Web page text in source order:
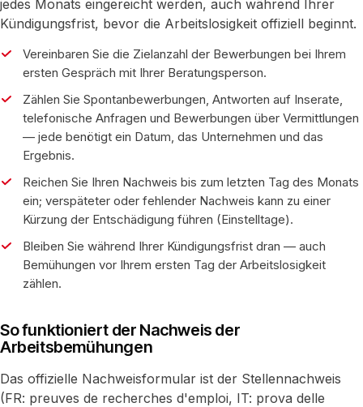
jedes Monats eingereicht werden, auch während Ihrer
Kündigungsfrist, bevor die Arbeitslosigkeit offiziell beginnt.
Vereinbaren Sie die Zielanzahl der Bewerbungen bei Ihrem
ersten Gespräch mit Ihrer Beratungsperson.
Zählen Sie Spontanbewerbungen, Antworten auf Inserate,
telefonische Anfragen und Bewerbungen über Vermittlungen
— jede benötigt ein Datum, das Unternehmen und das
Ergebnis.
Reichen Sie Ihren Nachweis bis zum letzten Tag des Monats
ein; verspäteter oder fehlender Nachweis kann zu einer
Kürzung der Entschädigung führen (Einstelltage).
Bleiben Sie während Ihrer Kündigungsfrist dran — auch
Bemühungen vor Ihrem ersten Tag der Arbeitslosigkeit
zählen.
So funktioniert der Nachweis der
Arbeitsbemühungen
Das offizielle Nachweisformular ist der Stellennachweis
(FR: preuves de recherches d'emploi, IT: prova delle